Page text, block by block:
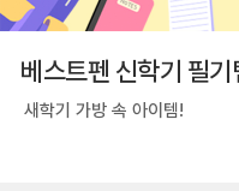
베스트펜 신학기 필기
새학기 가방 속 아이템!